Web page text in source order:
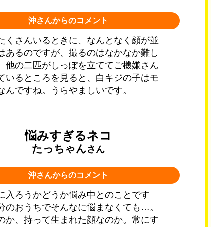
沖さんからのコメント
くさんいるときに、なんとなく顔が並
あるのですが、撮るのはなかなか難し
他の二匹がしっぽを立ててご機嫌さん
いるところを見ると、白キジの子はモ
んですね。うらやましいです。
悩みすぎるネコ
たっちゃんさん
沖さんからのコメント
入ろうかどうか悩み中とのことです
のおうちでそんなに悩まなくても…。
か、持って生まれた顔なのか。常にす